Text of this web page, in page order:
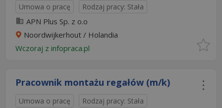
Umowa o pracę Rodzaj pracy: Stała
APN Plus Sp. z o.o
Noordwijkerhout / Holandia
Wczoraj z infopraca.pl
Pracownik montażu regałów (m/k)
Umowa o pracę Rodzaj pracy: Stała